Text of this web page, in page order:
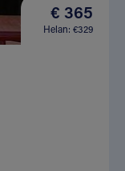
€ 365
Helan: €329